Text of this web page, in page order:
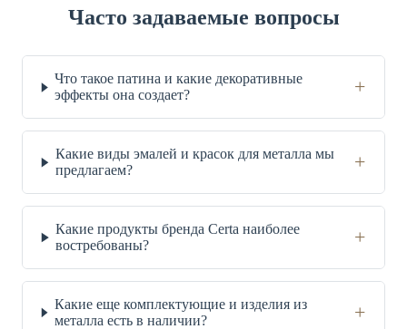
Часто задаваемые вопросы
Что такое патина и какие декоративные
эффекты она создает?
+
Какие виды эмалей и красок для металла мы
предлагаем?
+
Какие продукты бренда Certa наиболее
востребованы?
+
Какие еще комплектующие и изделия из
металла есть в наличии?
+